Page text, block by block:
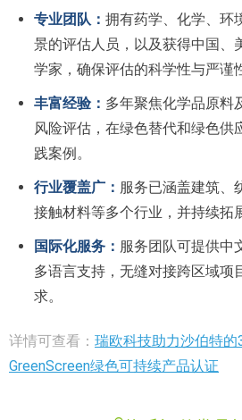
专业团队： 拥有药学、化学、环
景的评估人员，以及获得中国、
学家，确保评估的科学性与严谨
丰富经验： 多年聚焦化学品原料
风险评估，在绿色替代和绿色供
践案例。
行业覆盖广： 服务已涵盖建筑、
接触材料等多个行业，并持续拓
国际化服务： 服务团队可提供中
多语言支持，无缝对接跨区域项
求。
详情可查看： 瑞欧科技助力沙伯特
GreenScreen绿色可持续产品认证